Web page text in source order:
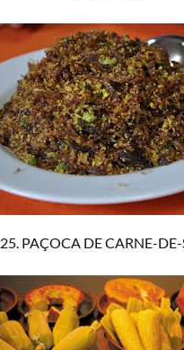
25. PAÇOCA DE CARNE-DE-